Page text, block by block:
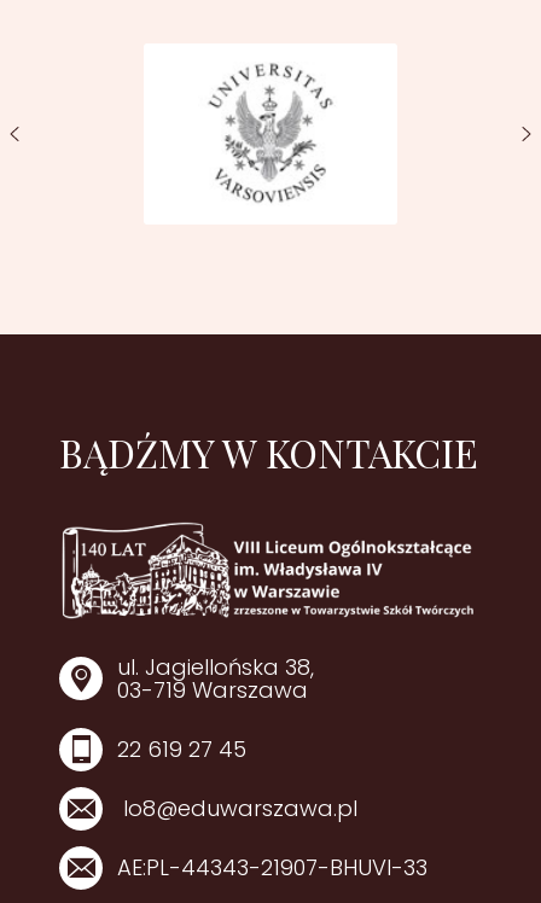
BĄDŹMY W KONTAKCIE
ul. Jagiellońska 38,
03-719 Warszawa
22 619 27 45
lo8@eduwarszawa.pl
AE:PL-44343-21907-BHUVI-33